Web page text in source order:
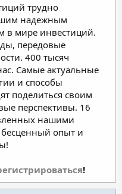
трудно
надежным
в мире инвестиций.
передовые
400 тысяч
Самые актуальные
и способы
поделиться своим
перспективы. 16
нашими
бесценный опыт и
!